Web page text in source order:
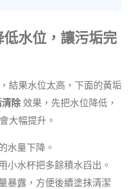
水位，讓污垢完
結果水位太高，下面的黃垢
除效果，先把水位降低，
大幅提升。
水量下降。
小水杯把多餘積水舀出。
暴露，方便後續塗抹清潔